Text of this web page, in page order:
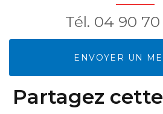
Tél. 04 90
ENVOYER UN
Partagez